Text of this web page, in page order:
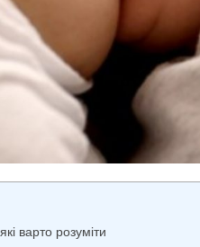
варто розуміти